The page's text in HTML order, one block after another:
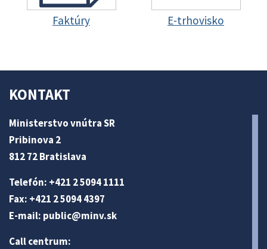
Faktúry E-trhovisko
KONTAKT
Ministerstvo vnútra SR
Pribinova 2
812 72 Bratislava
Telefón: +421 2 5094 1111
Fax: +421 2 5094 4397
E-mail: public@minv.sk
Call centrum: